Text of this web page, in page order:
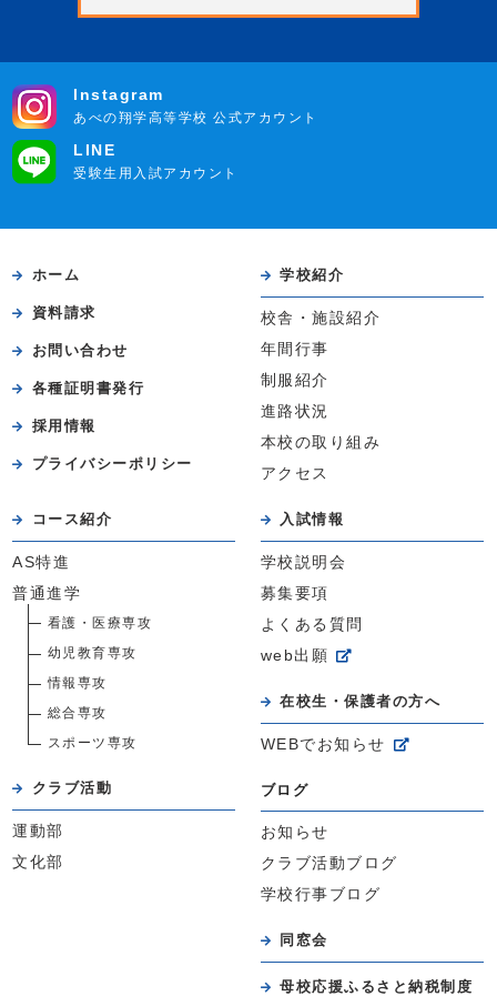
Instagram
あべの翔学高等学校 公式アカウント
LINE
受験生用入試アカウント
ホーム
資料請求
お問い合わせ
各種証明書発行
採用情報
プライバシーポリシー
学校紹介
校舎・施設紹介
年間行事
制服紹介
進路状況
本校の取り組み
アクセス
コース紹介
AS特進
普通進学
看護・医療専攻
幼児教育専攻
情報専攻
総合専攻
スポーツ専攻
クラブ活動
運動部
文化部
入試情報
学校説明会
募集要項
よくある質問
web出願
在校生・保護者の方へ
WEBでお知らせ
ブログ
お知らせ
クラブ活動ブログ
学校行事ブログ
同窓会
母校応援ふるさと納税制度